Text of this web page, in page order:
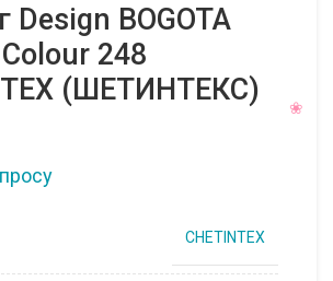
Design BOGOTA
248
(ШЕТИНТЕКС)
CHETINTEX